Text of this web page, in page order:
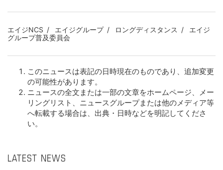
エイジNCS エイジグループ ロングディスタンス
エイジ
グループ普及委員会
このニュースは表記の日時現在のものであり、追加変更
の可能性があります。
ニュースの全文または一部の文章をホームページ、メー
リングリスト、ニュースグループまたは他のメディア等
へ転載する場合は、出典・日時などを明記してくださ
い。
LATEST NEWS